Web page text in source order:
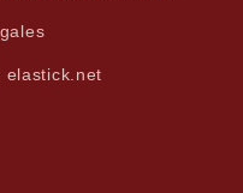
elastick.net